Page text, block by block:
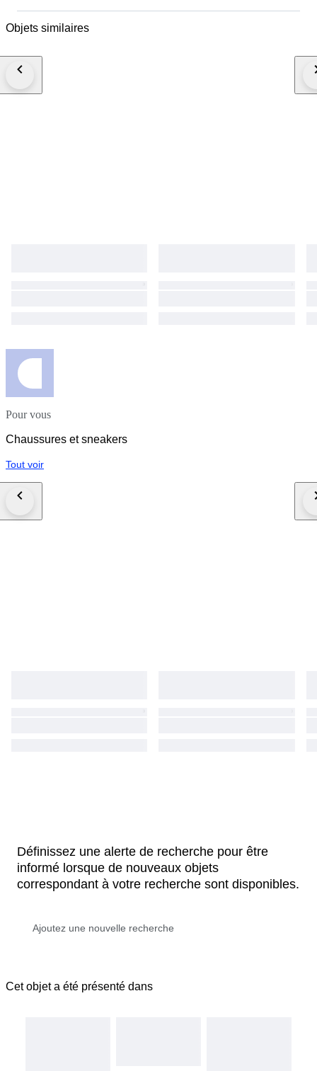
Taille 39 Neuf avec boîte d’origine Hauteur 12 cm Parfaites avec une robe
soin et envoyé en recommandé. Les frais de douane sont à la charge de
Objets similaires
Pour vous
Chaussures et sneakers
Tout voir
Définissez une alerte de recherche pour être
informé lorsque de nouveaux objets
correspondant à votre recherche sont disponibles.
Cet objet a été présenté dans